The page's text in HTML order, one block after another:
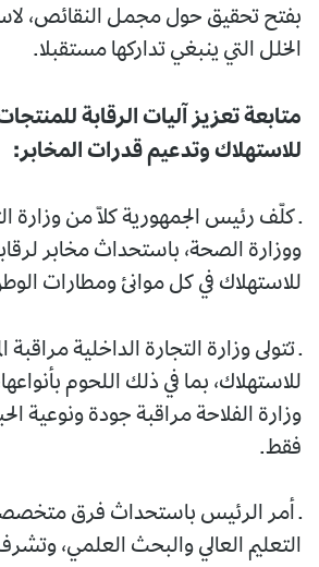
بفتح تحقيق حول مجمل النقائص،
الخلل التي ينبغي تداركها مستقبلا.
متابعة تعزيز آليات الرقابة
للاستهلاك وتدعيم قدرات المخابر:
ـ كلّف رئيس الجمهورية كلّا من وزارة
ووزارة الصحة، باستحداث مخابر
للاستهلاك في كل موانئ ومطارات
ـ تتولى وزارة التجارة الداخلية مراقبة
للاستهلاك، بما في ذلك اللحوم
وزارة الفلاحة مراقبة جودة ونوعية
فقط.
ـ أمر الرئيس باستحداث فرق
التعليم العالي والبحث العلمي،